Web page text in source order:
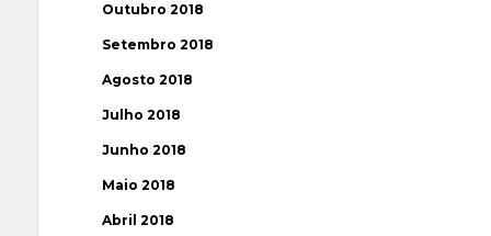
Outubro 2018
Setembro 2018
Agosto 2018
Julho 2018
Junho 2018
Maio 2018
Abril 2018